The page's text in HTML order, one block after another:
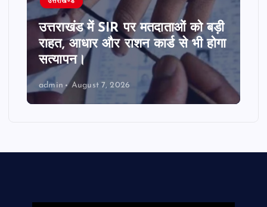
उत्तराखण्ड
उत्तराखंड में SIR पर मतदाताओं को बड़ी
राहत, आधार और राशन कार्ड से भी होगा
सत्यापन।
admin August 7, 2026